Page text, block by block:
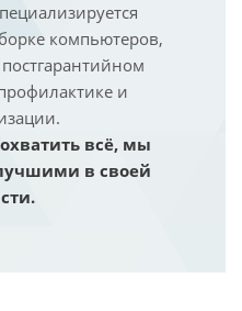
компьютеров,
и
всё, мы
в своей